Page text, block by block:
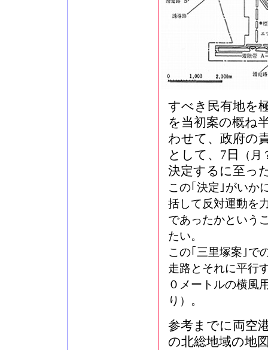
すべき民有地を
を当初案の概ね
わせて、政府の
として、7日
（月
決定するに至っ
この｢決定｣がいか
括して反対運動を
であったかという
たい。
この｢三里塚案｣で
走路とそれに平行
０メートルの横風
り）。
参考までに両空
の北総地域の地